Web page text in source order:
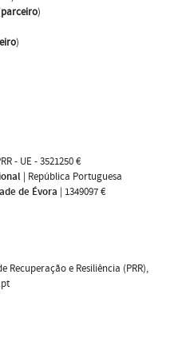
parceiro)
)
- UE - 3521250 €
| República Portuguesa
de Évora | 1349097 €
e Resiliência (PRR),